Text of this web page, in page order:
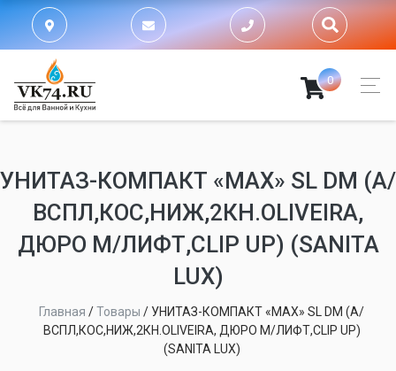
0
УНИТАЗ-КОМПАКТ «MAX» SL DM (А/
ВСПЛ,КОС,НИЖ,2КН.OLIVEIRA,
ДЮРО М/ЛИФТ,CLIP UP) (SANITA
LUX)
Главная /Товары / УНИТАЗ-КОМПАКТ «MAX» SL DM (А/
ВСПЛ,КОС,НИЖ,2КН.OLIVEIRA, ДЮРО М/ЛИФТ,CLIP UP)
(SANITA LUX)